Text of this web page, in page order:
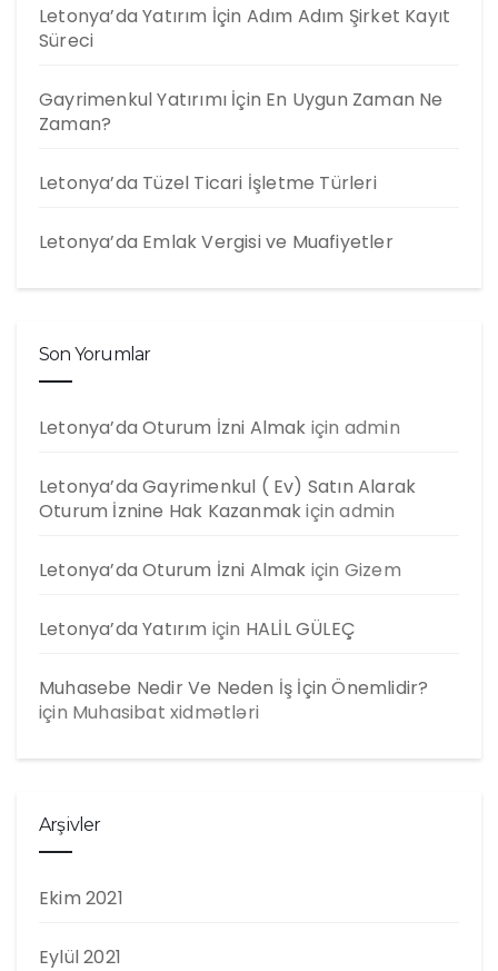
Letonya’da Yatırım İçin Adım Adım Şirket Kayıt
Süreci
Gayrimenkul Yatırımı İçin En Uygun Zaman Ne
Zaman?
Letonya’da Tüzel Ticari İşletme Türleri
Letonya’da Emlak Vergisi ve Muafiyetler
Son Yorumlar
Letonya’da Oturum İzni Almak için admin
Letonya’da Gayrimenkul ( Ev) Satın Alarak
Oturum İznine Hak Kazanmakiçinadmin
Letonya’da Oturum İzni Almak için Gizem
Letonya’da Yatırım için HALİL GÜLEÇ
Muhasebe Nedir Ve Neden İş İçin Önemlidir?
için Muhasibat xidmətləri
Arşivler
Ekim 2021
Eylül 2021